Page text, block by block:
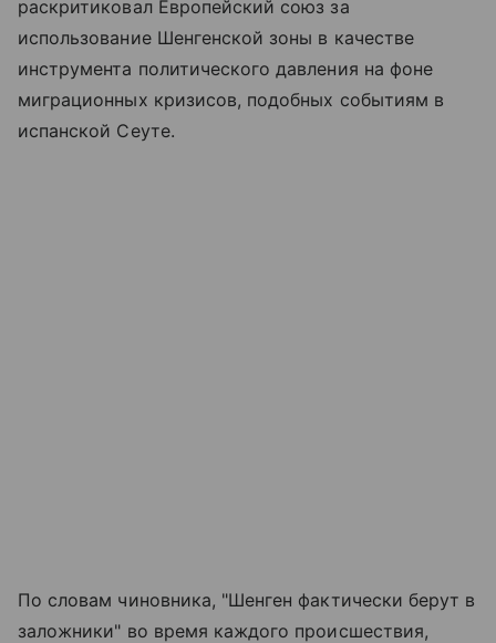
раскритиковал Европейский союз за
использование Шенгенской зоны в качестве
инструмента политического давления на фоне
миграционных кризисов, подобных событиям в
испанской Сеуте.
По словам чиновника, "Шенген фактически берут в
заложники" во время каждого происшествия,